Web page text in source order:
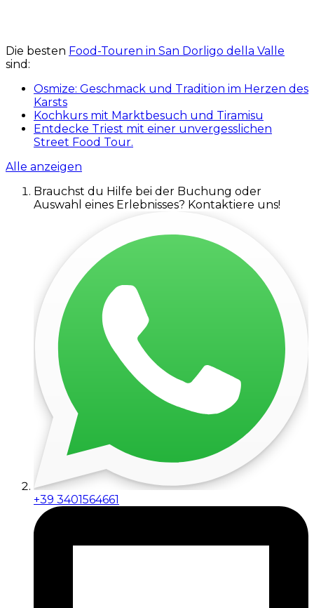
Die besten Food-Touren in San Dorligo della Valle
sind:
Osmize: Geschmack und Tradition im Herzen des
Karsts
Kochkurs mit Marktbesuch und Tiramisu
Entdecke Triest mit einer unvergesslichen
Street Food Tour.
Alle anzeigen
Brauchst du Hilfe bei der Buchung oder
Auswahl eines Erlebnisses? Kontaktiere uns!
+39 3401564661